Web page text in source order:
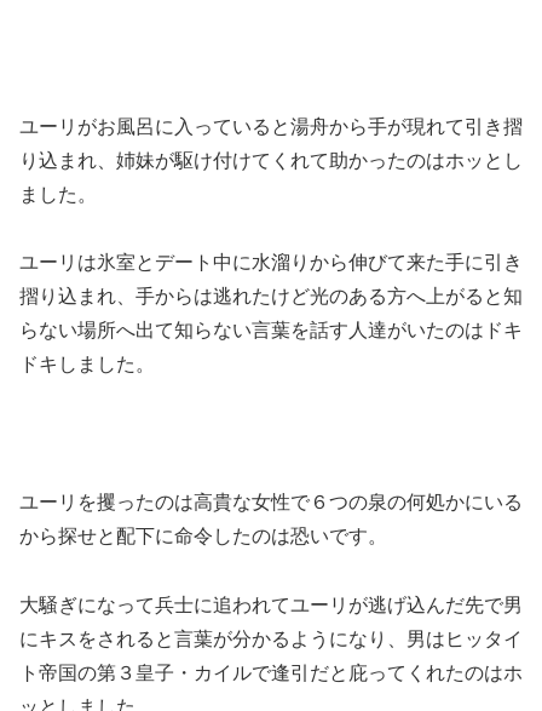
ユーリがお風呂に入っていると湯舟から手が現れて引き摺
り込まれ、姉妹が駆け付けてくれて助かったのはホッとし
ました。
ユーリは氷室とデート中に水溜りから伸びて来た手に引き
摺り込まれ、手からは逃れたけど光のある方へ上がると知
らない場所へ出て知らない言葉を話す人達がいたのはドキ
ドキしました。
ユーリを攫ったのは高貴な女性で６つの泉の何処かにいる
から探せと配下に命令したのは恐いです。
大騒ぎになって兵士に追われてユーリが逃げ込んだ先で男
にキスをされると言葉が分かるようになり、男はヒッタイ
ト帝国の第３皇子・カイルで逢引だと庇ってくれたのはホ
ッとしました。